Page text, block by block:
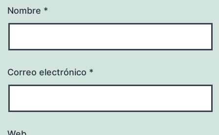
Nombre *
Correo electrónico *